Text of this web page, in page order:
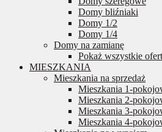
Domy bliźniaki
Domy 1/2
Domy 1/4
Domy na zamianę
Pokaż wszystkie
MIESZKANIA
Mieszkania na sprzedaż
Mieszkania 1-
Mieszkania 2-
Mieszkania 3-
Mieszkania 4-